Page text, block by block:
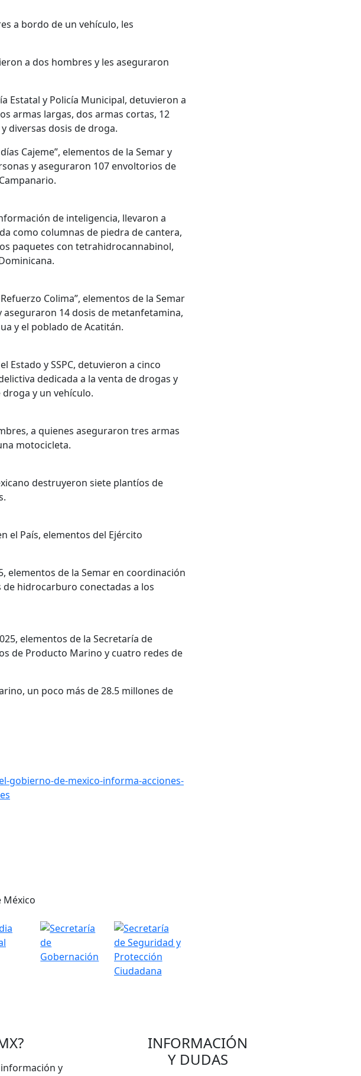
a bordo de un vehículo, les
a dos hombres y les aseguraron
Estatal y Policía Municipal, detuvieron a
armas largas, dos armas cortas, 12
diversas dosis de droga.
Cajeme”, elementos de la Semar y
y aseguraron 107 envoltorios de
de inteligencia, llevaron a
como columnas de piedra de cantera,
paquetes con tetrahidrocannabinol,
Colima”, elementos de la Semar
14 dosis de metanfetamina,
y el poblado de Acatitán.
Estado y SSPC, detuvieron a cinco
dedicada a la venta de drogas y
y un vehículo.
a quienes aseguraron tres armas
motocicleta.
destruyeron siete plantíos de
el País, elementos del Ejército
elementos de la Semar en coordinación
de hidrocarburo conectadas a los
elementos de la Secretaría de
de Producto Marino y cuatro redes de
un poco más de 28.5 millones de
gobierno-de-mexico-informa-acciones-
?
y
INFORMACIÓN
Y DUDAS